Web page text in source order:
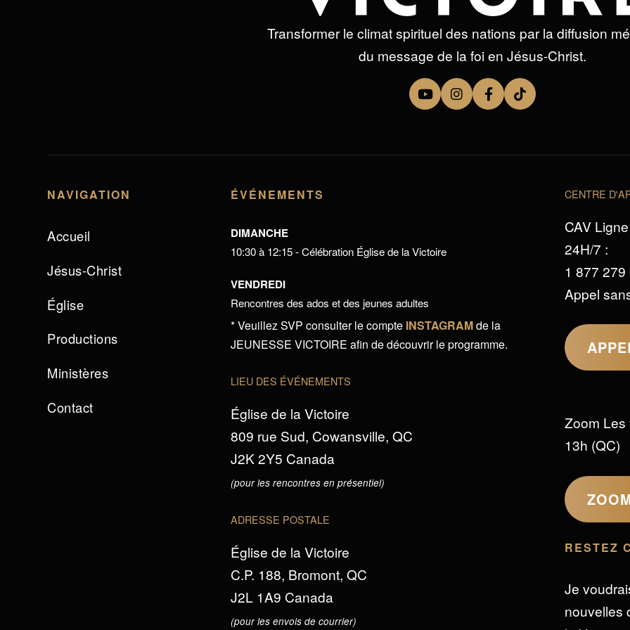
Transformer le climat spirituel des nations par la diffusion
du message de la foi en Jésus-Christ.
NAVIGATION
Accueil
Jésus-Christ
Église
Productions
Ministères
Contact
ÉVÉNEMENTS
DIMANCHE
10:30 à 12:15 - Célébration Église de la Victoire
VENDREDI
Rencontres des ados et des jeunes adultes
* Veuillez SVP consulter le compte INSTAGRAMde la
JEUNESSE VICTOIRE afin de découvrir le programme.
LIEU DES ÉVÉNEMENTS
Église de la Victoire
809 rue Sud, Cowansville, QC
J2K 2Y5 Canada
(pour les rencontres en présentiel)
ADRESSE POSTALE
Église de la Victoire
C.P. 188, Bromont, QC
J2L 1A9 Canada
(pour les envois de courrier)
CENTRE
CAV
24H/7 :
1 877
Appel
Zoom Les
13h (QC)
RESTEZ
Je
nouvelles